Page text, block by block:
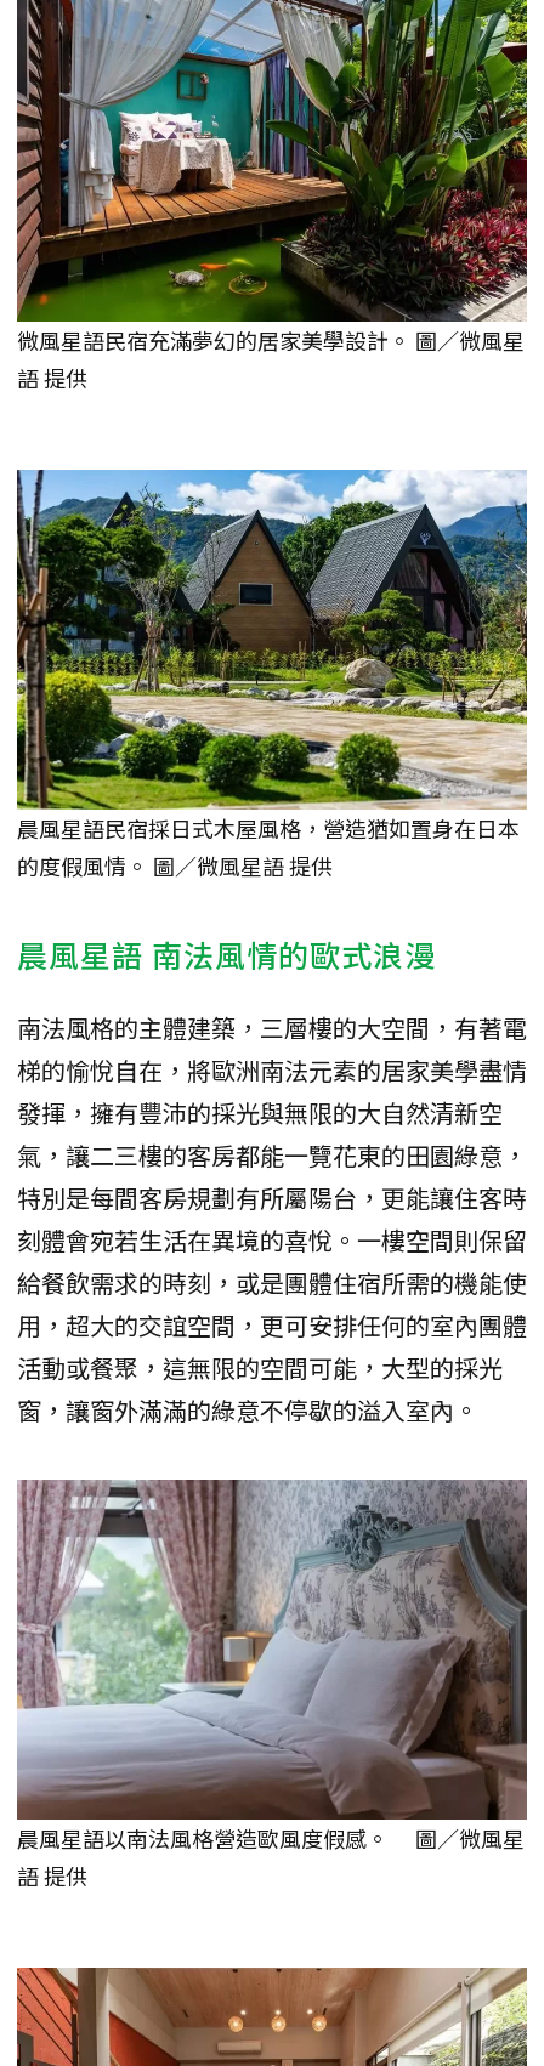
微風星語民宿充滿夢幻的居家美學設計。 圖／微風星
語 提供
晨風星語民宿採日式木屋風格，營造猶如置身在日本
的度假風情。 圖／微風星語 提供
晨風星語 南法風情的歐式浪漫
南法風格的主體建築，三層樓的大空間，有著電
梯的愉悅自在，將歐洲南法元素的居家美學盡情
發揮，擁有豐沛的採光與無限的大自然清新空
氣，讓二三樓的客房都能一覽花東的田園綠意，
特別是每間客房規劃有所屬陽台，更能讓住客時
刻體會宛若生活在異境的喜悅。一樓空間則保留
給餐飲需求的時刻，或是團體住宿所需的機能使
用，超大的交誼空間，更可安排任何的室內團體
活動或餐聚，這無限的空間可能，大型的採光
窗，讓窗外滿滿的綠意不停歇的溢入室內。
晨風星語以南法風格營造歐風度假感。 圖／微風星
語 提供